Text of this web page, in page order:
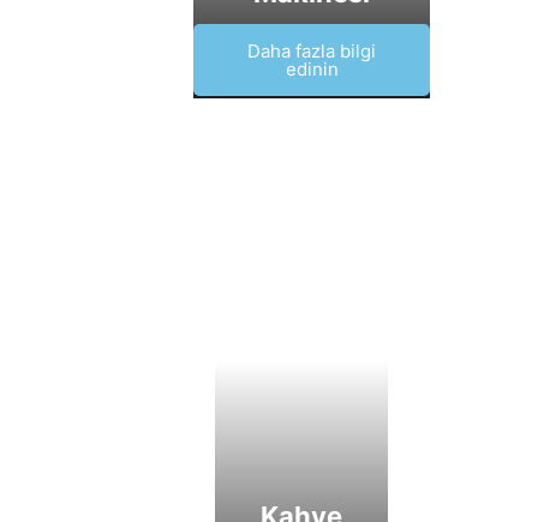
Daha fazla bilgi
edinin